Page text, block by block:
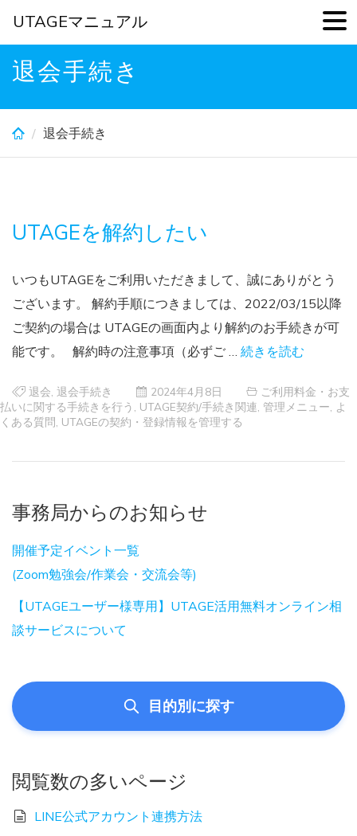
Skip
退会手続き
退会手続き
UTAGEを解約したい
いつもUTAGEをご利用いただきまして、誠にありがとう
ございます。 解約手順につきましては、2022/03/15以降
ご契約の場合は UTAGEの画面内より解約のお手続きが可
能です。 解約時の注意事項（必ずご … 続きを読む
退会 退会手続き 2024年4月8日
ご利用料金・お支
払いに関する手続きを行う
UTAGE契約/手続き関連 管理メニュー よ
くある質問 UTAGEの契約・登録情報を管理する
事務局からのお知らせ
開催予定イベント一覧
(Zoom勉強会/作業会・交流会等)
【UTAGEユーザー様専用】UTAGE活用無料オンライン相
談サービスについて
目的別に探す
閲覧数の多いページ
LINE公式アカウント連携方法
UTAGEマニュアル